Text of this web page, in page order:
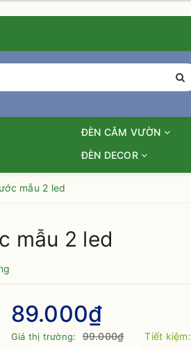
ĐÈN CẮM VƯỜN
ĐÈN DECOR
mẫu 2 led
mẫu 2 led
89.000₫
Giá thị trường: 99.000₫ Tiết kiệm: